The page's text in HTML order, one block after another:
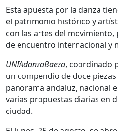
Esta apuesta por la danza
el patrimonio histórico y
con las artes del
de encuentro internacional y
UNIAdanzaBaeza, coordinado
un compendio de doce
panorama andaluz, nacional
varias propuestas diarias en
ciudad.